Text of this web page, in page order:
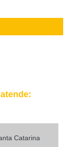
Catarina